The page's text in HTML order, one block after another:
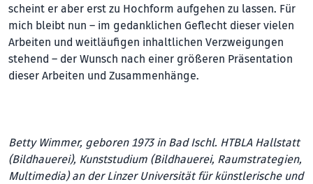
scheint er aber erst zu Hochform aufgehen zu lassen. Für
mich bleibt nun – im gedanklichen Geflecht dieser vielen
Arbeiten und weitläufigen inhaltlichen Verzweigungen
stehend – der Wunsch nach einer größeren Präsentation
dieser Arbeiten und Zusammenhänge.
Betty Wimmer, geboren 1973 in Bad Ischl. HTBLA Hallstatt
(Bildhauerei), Kunststudium (Bildhauerei, Raumstrategien,
Multimedia) an der Linzer Universität für künstlerische und